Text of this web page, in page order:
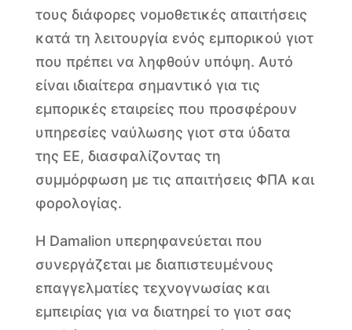
τους διάφορες νομοθετικές απαιτήσεις
κατά τη λειτουργία ενός εμπορικού γιοτ
που πρέπει να ληφθούν υπόψη. Αυτό
είναι ιδιαίτερα σημαντικό για τις
εμπορικές εταιρείες που προσφέρουν
υπηρεσίες ναύλωσης γιοτ στα ύδατα
της ΕΕ, διασφαλίζοντας τη
συμμόρφωση με τις απαιτήσεις ΦΠΑ και
φορολογίας.
Η Damalion υπερηφανεύεται που
συνεργάζεται με διαπιστευμένους
επαγγελματίες τεχνογνωσίας και
εμπειρίας για να διατηρεί το γιοτ σας